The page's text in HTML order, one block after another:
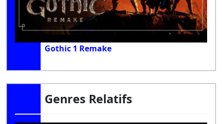
Gothic 1 Remake
Genres Relatifs